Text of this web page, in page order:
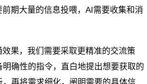
期大量的信息投喂，AI需要收集和消
果，我们需要采取更精准的交流策
明确性的指令，直白地提出想要获取的
再将需求细化，阐明需要的具体信